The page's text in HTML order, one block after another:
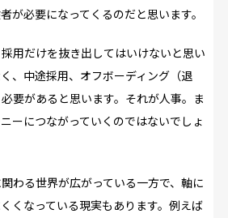
が必要になってくるのだと思います。
用だけを抜き出してはいけないと思い
、中途採用、オフボーディング（退
要があると思います。それが人事。ま
ーにつながっていくのではないでしょ
わる世界が広がっている一方で、軸に
くなっている現実もあります。例えば